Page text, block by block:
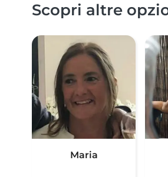
Scopri altre
Maria